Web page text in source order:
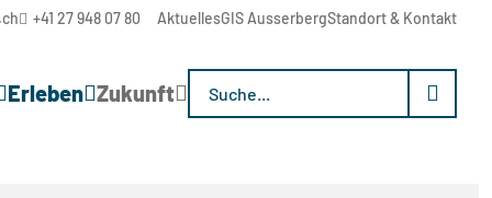
+41 27 948 07 80 AktuellesGIS AusserbergStandort & Kontakt
Erleben Zukunft